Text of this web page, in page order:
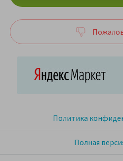
Политика
Полная